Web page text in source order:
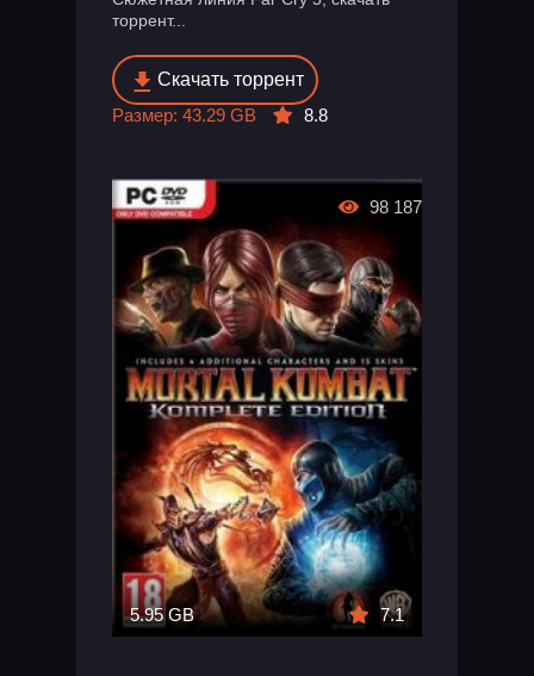
торрент...
Скачать торрент
Размер: 43.29 GB
8.8
5.95 GB 7.1
98 187